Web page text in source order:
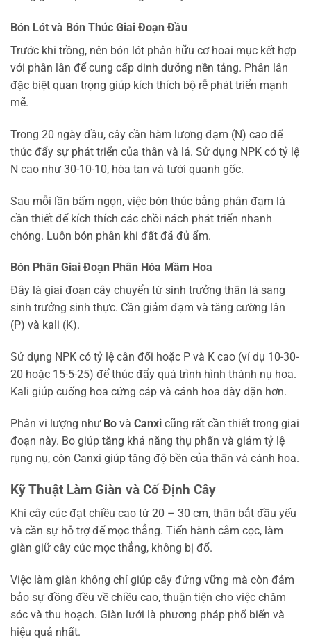
Bón Lót và Bón Thúc Giai Đoạn Đầu
Trước khi trồng, nên bón lót phân hữu cơ hoai mục kết hợp
với phân lân để cung cấp dinh dưỡng nền tảng. Phân lân
đặc biệt quan trọng giúp kích thích bộ rễ phát triển mạnh
mẽ.
Trong 20 ngày đầu, cây cần hàm lượng đạm (N) cao để
thúc đẩy sự phát triển của thân và lá. Sử dụng NPK có tỷ lệ
N cao như 30-10-10, hòa tan và tưới quanh gốc.
Sau mỗi lần bấm ngọn, việc bón thúc bằng phân đạm là
cần thiết để kích thích các chồi nách phát triển nhanh
chóng. Luôn bón phân khi đất đã đủ ẩm.
Bón Phân Giai Đoạn Phân Hóa Mầm Hoa
Đây là giai đoạn cây chuyển từ sinh trưởng thân lá sang
sinh trưởng sinh thực. Cần giảm đạm và tăng cường lân
(P) và kali (K).
Sử dụng NPK có tỷ lệ cân đối hoặc P và K cao (ví dụ 10-30-
20 hoặc 15-5-25) để thúc đẩy quá trình hình thành nụ hoa.
Kali giúp cuống hoa cứng cáp và cánh hoa dày dặn hơn.
Phân vi lượng như Bo và Canxi cũng rất cần thiết trong giai
đoạn này. Bo giúp tăng khả năng thụ phấn và giảm tỷ lệ
rụng nụ, còn Canxi giúp tăng độ bền của thân và cánh hoa.
Kỹ Thuật Làm Giàn và Cố Định Cây
Khi cây cúc đạt chiều cao từ 20 – 30 cm, thân bắt đầu yếu
và cần sự hỗ trợ để mọc thẳng. Tiến hành cắm cọc, làm
giàn giữ cây cúc mọc thẳng, không bị đổ.
Việc làm giàn không chỉ giúp cây đứng vững mà còn đảm
bảo sự đồng đều về chiều cao, thuận tiện cho việc chăm
sóc và thu hoạch. Giàn lưới là phương pháp phổ biến và
hiệu quả nhất.